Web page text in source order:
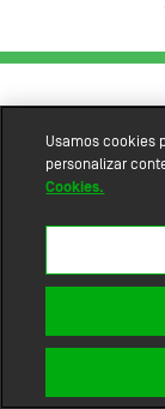
Usamos cookies
personalizar
Cookies.